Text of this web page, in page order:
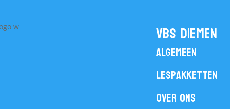
vbs diemen
Algemeen
Lespakketten
Over ons